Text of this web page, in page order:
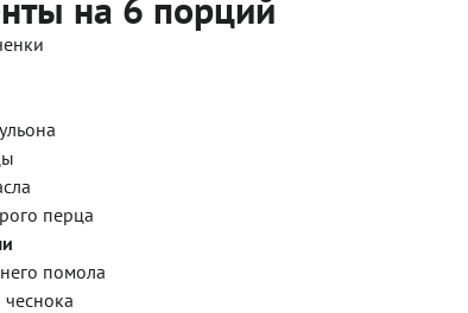
перца
помола